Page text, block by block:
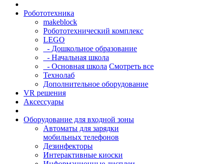
Робототехника
makeblock
Робототехнический комплекс
LEGO
- Дошкольное образование
- Начальная школа
- Основная школа Смотреть все
Технолаб
Дополнительное оборудование
VR решения
Аксессуары
Оборудование для входной зоны
Автоматы для зарядки
мобильных телефонов
Дезинфекторы
Интерактивные киоски